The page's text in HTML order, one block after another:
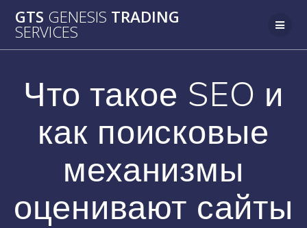
au
GTS GENESIS TRADING
SERVICES
Что такое SEO и
как поисковые
механизмы
оценивают сайты